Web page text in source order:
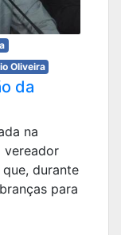
Oliveira
da
na
vereador
durante
para